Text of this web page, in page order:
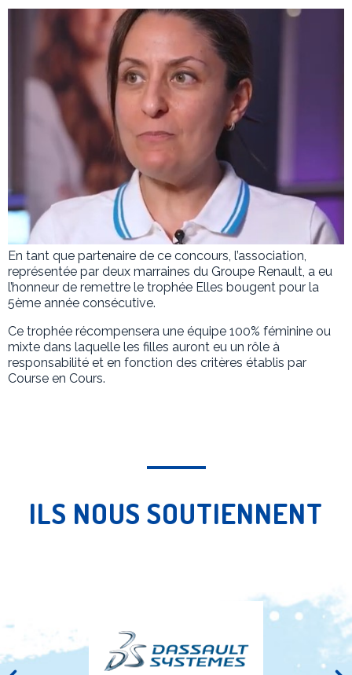
En tant que partenaire de ce concours, l’association,
représentée par deux marraines du Groupe Renault, a eu
l’honneur de remettre le trophée Elles bougent pour la
5ème année consécutive.
Ce trophée récompensera une équipe 100% féminine ou
mixte dans laquelle les filles auront eu un rôle à
responsabilité et en fonction des critères établis par
Course en Cours.
ILS NOUS SOUTIENNENT